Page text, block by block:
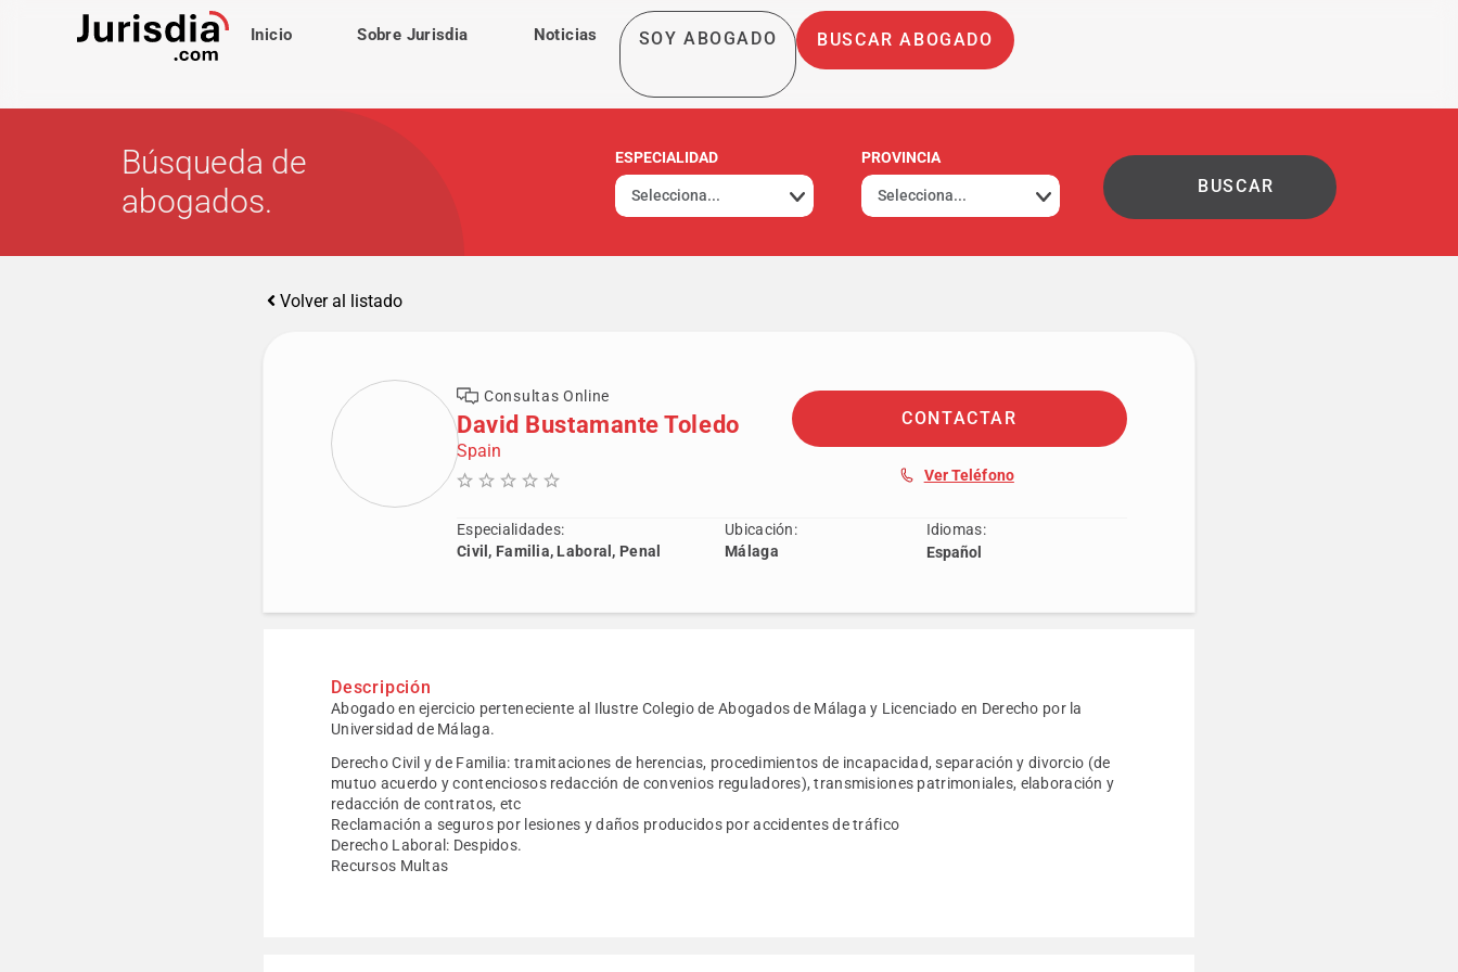
Inicio Sobre Jurisdia Noticias SOY ABOGADO BUSCAR ABOGADO
Búsqueda de
abogados.
ESPECIALIDAD PROVINCIA
Volver al listado
Consultas Online
David Bustamante Toledo
Spain
CONTACTAR
Ver Teléfono
Especialidades:
Civil, Familia, Laboral, Penal
Ubicación:
Málaga
Idiomas:
Español
Descripción
Abogado en ejercicio perteneciente al Ilustre Colegio de Abogados de Málaga y Licenciado en Derecho por la
Universidad de Málaga.
Derecho Civil y de Familia: tramitaciones de herencias, procedimientos de incapacidad, separación y divorcio (de
mutuo acuerdo y contenciosos redacción de convenios reguladores), transmisiones patrimoniales, elaboración y
redacción de contratos, etc
Reclamación a seguros por lesiones y daños producidos por accidentes de tráfico
Derecho Laboral: Despidos.
Recursos Multas